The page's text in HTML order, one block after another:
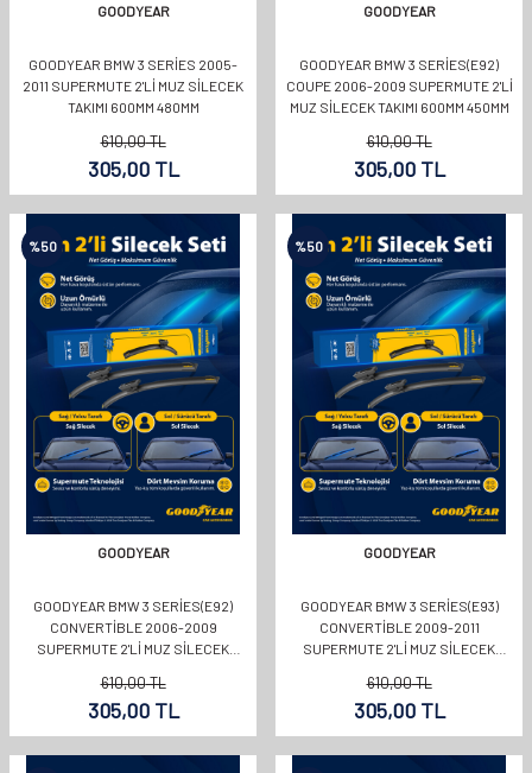
GOODYEAR
GOODYEAR BMW 3 SERIES 2005-
2011 SUPERMUTE 2'LI MUZ SILECEK
TAKIMI 600MM 480MM
610,00TL
305,00TL
GOODYEAR
GOODYEAR BMW 3 SERIES(E92)
COUPE 2006-2009 SUPERMUTE 2'LI
MUZ SILECEK TAKIMI 600MM 450MM
610,00TL
305,00TL
%50
GOODYEAR
GOODYEAR BMW 3 SERIES(E92)
CONVERTIBLE 2006-2009
SUPERMUTE 2'LI MUZ SILECEK
610,00TL
305,00TL
%50
GOODYEAR
GOODYEAR BMW 3 SERIES(E93)
CONVERTIBLE 2009-2011
SUPERMUTE 2'LI MUZ SILECEK
610,00TL
305,00TL